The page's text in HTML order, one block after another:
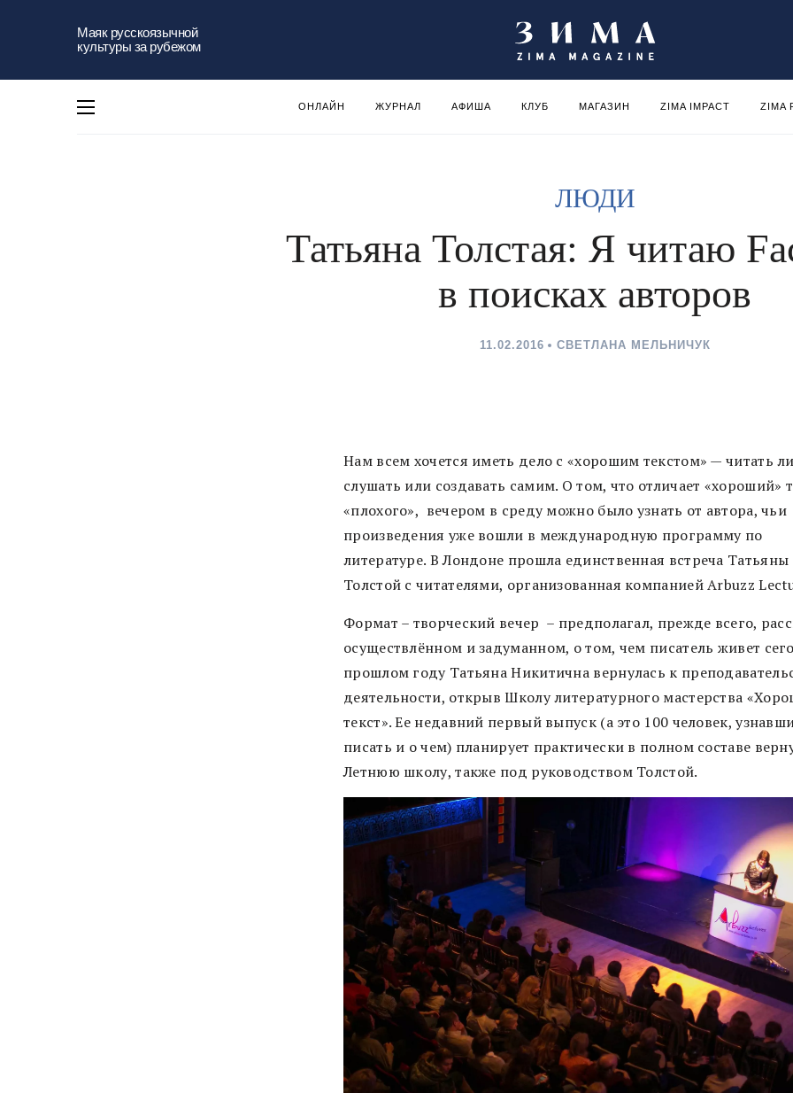
Маяк русскоязычной
культуры за рубежом
ОНЛАЙН ЖУРНАЛ АФИША КЛУБ МАГАЗИН ZIMA IMPACT ZIMA
ЛЮДИ
Татьяна Толстая: Я читаю
в поисках авторов
11.02.2016 СВЕТЛАНА МЕЛЬНИЧУК
Нам всем хочется иметь дело с «хорошим текстом» — читать
слушать или создавать самим. О том, что отличает «хороший»
«плохого», вечером в среду можно было узнать от автора, чьи
произведения уже вошли в международную программу по
литературе. В Лондоне прошла единственная встреча Татьяны
Толстой с читателями, организованная компанией Arbuzz
Формат – творческий вечер – предполагал, прежде всего,
осуществлённом и задуманном, о том, чем писатель живет
прошлом году Татьяна Никитична вернулась к
деятельности, открыв Школу литературного мастерства
текст». Ее недавний первый выпуск (а это 100 человек,
писать и о чем) планирует практически в полном составе
Летнюю школу, также под руководством Толстой.